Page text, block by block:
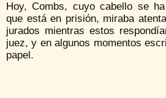
Hoy, Combs, cuyo cabello se
que está en prisión, miraba
jurados mientras estos
juez, y en algunos momentos
papel.